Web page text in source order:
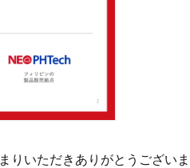
りいただきありがとうございま